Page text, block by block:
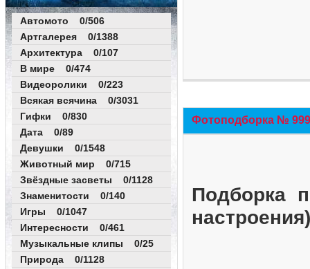
Автомото 0/506
Артгалерея 0/1388
Архитектура 0/107
В мире 0/474
Видеоролики 0/223
Всякая всячина 0/3031
Гифки 0/830
Дата 0/89
Девушки 0/1548
Животный мир 0/715
Звёздные засветы 0/1128
Знаменитости 0/140
Игры 0/1047
Интересности 0/461
Музыкальные клипы 0/25
Природа 0/1128
Фотоподборка №
Подборка